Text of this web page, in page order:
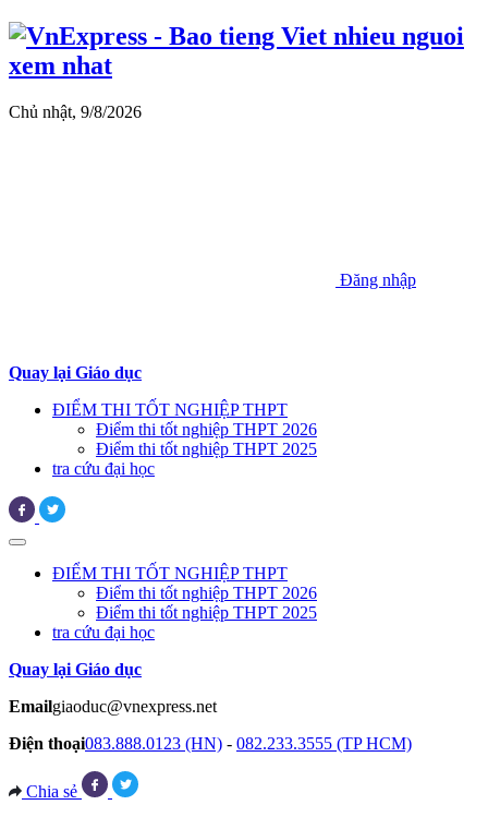
Chủ nhật, 9/8/2026
Đăng nhập
Quay lại Giáo dục
ĐIỂM THI TỐT NGHIỆP THPT
Điểm thi tốt nghiệp THPT 2026
Điểm thi tốt nghiệp THPT 2025
tra cứu đại học
ĐIỂM THI TỐT NGHIỆP THPT
Điểm thi tốt nghiệp THPT 2026
Điểm thi tốt nghiệp THPT 2025
tra cứu đại học
Quay lại Giáo dục
Emailgiaoduc@vnexpress.net
Điện thoại083.888.0123 (HN) - 082.233.3555 (TP HCM)
Chia sẻ